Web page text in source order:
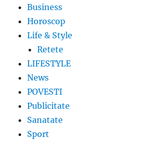
Business
Horoscop
Life & Style
Retete
LIFESTYLE
News
POVESTI
Publicitate
Sanatate
Sport